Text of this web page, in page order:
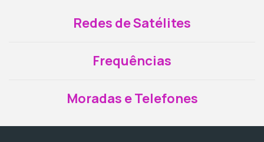
Redes de Satélites
Frequências
Moradas e Telefones